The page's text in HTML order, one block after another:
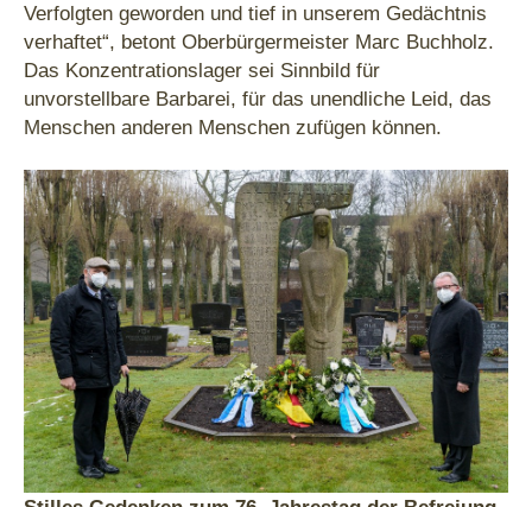
Verfolgten geworden und tief in unserem Gedächtnis
verhaftet“, betont Oberbürgermeister Marc Buchholz.
Das Konzentrationslager sei Sinnbild für
unvorstellbare Barbarei, für das unendliche Leid, das
Menschen anderen Menschen zufügen können.